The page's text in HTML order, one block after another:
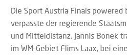
Die Sport Austria Finals powered
verpasste der regierende
und Mitteldistanz. Jannis Bonek
im WM-Gebiet Flims Laax, bei